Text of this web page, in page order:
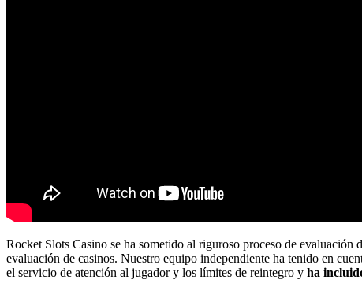
Rocket Slots Casino se ha sometido al riguroso proceso de evaluación
evaluación de casinos. Nuestro equipo independiente ha tenido en
el servicio de atención al jugador y los límites de reintegro y ha